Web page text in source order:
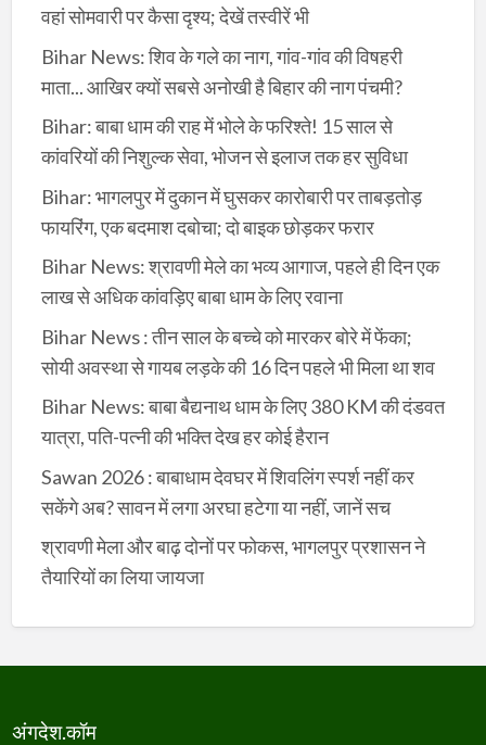
वहां सोमवारी पर कैसा दृश्य; देखें तस्वीरें भी
Bihar News: शिव के गले का नाग, गांव-गांव की विषहरी
माता... आखिर क्यों सबसे अनोखी है बिहार की नाग पंचमी?
Bihar: बाबा धाम की राह में भोले के फरिश्ते! 15 साल से
कांवरियों की निशुल्क सेवा, भोजन से इलाज तक हर सुविधा
Bihar: भागलपुर में दुकान में घुसकर कारोबारी पर ताबड़तोड़
फायरिंग, एक बदमाश दबोचा; दो बाइक छोड़कर फरार
Bihar News: श्रावणी मेले का भव्य आगाज, पहले ही दिन एक
लाख से अधिक कांवड़िए बाबा धाम के लिए रवाना
Bihar News : तीन साल के बच्चे को मारकर बोरे में फेंका;
सोयी अवस्था से गायब लड़के की 16 दिन पहले भी मिला था शव
Bihar News: बाबा बैद्यनाथ धाम के लिए 380 KM की दंडवत
यात्रा, पति-पत्नी की भक्ति देख हर कोई हैरान
Sawan 2026 : बाबाधाम देवघर में शिवलिंग स्पर्श नहीं कर
सकेंगे अब? सावन में लगा अरघा हटेगा या नहीं, जानें सच
श्रावणी मेला और बाढ़ दोनों पर फोकस, भागलपुर प्रशासन ने
तैयारियों का लिया जायजा
अंगदेश.कॉम